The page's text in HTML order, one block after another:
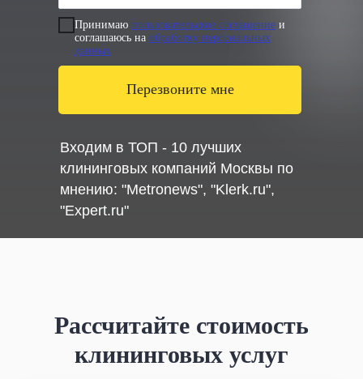
Входим в ТОП - 10 лучших
клининговых компаний Москвы по
мнению: "Metronews", "Klerk.ru",
"Expert.ru"
Принимаю пользовательское соглашение и
соглашаюсь на обработку персональных
данных
Перезвоните мне
Рассчитайте стоимость
клининговых услуг